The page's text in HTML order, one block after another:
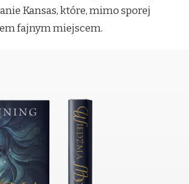
Kansas, które, mimo sporej
fajnym miejscem.